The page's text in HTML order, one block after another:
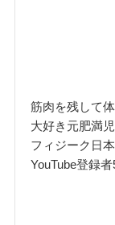
筋肉を残して
大好き元肥満
フィジーク日
YouTube登録者